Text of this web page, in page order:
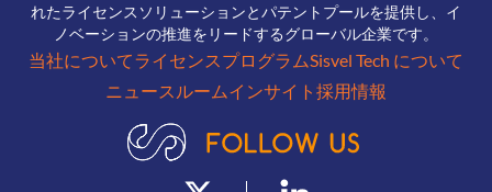
れたライセンスソリューションとパテントプールを提供し、イ
ノベーションの推進をリードするグローバル企業です。
当社についてライセンスプログラムSisvel Tech について
ニュースルームインサイト 採用情報